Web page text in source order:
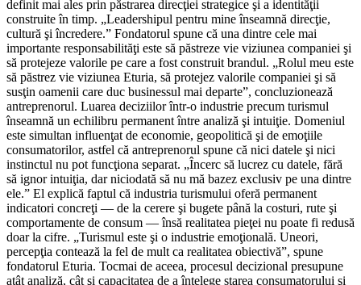
definit mai ales prin păstrarea direcţiei strategice şi a identităţii
construite în timp. „Leadershipul pentru mine înseamnă direcţie,
cultură şi încredere.” Fondatorul spune că una dintre cele mai
importante responsabilităţi este să păstreze vie viziunea companiei şi
să protejeze valorile pe care a fost construit brandul. „Rolul meu este
să păstrez vie viziunea Eturia, să protejez valorile companiei şi să
susţin oamenii care duc businessul mai departe”, concluzionează
antreprenorul. Luarea deciziilor într-o industrie precum turismul
înseamnă un echilibru permanent între analiză şi intuiţie. Domeniul
este simultan influenţat de economie, geopolitică şi de emoţiile
consumatorilor, astfel că antreprenorul spune că nici datele şi nici
instinctul nu pot funcţiona separat. „Încerc să lucrez cu datele, fără
să ignor intuiţia, dar niciodată să nu mă bazez exclusiv pe una dintre
ele.” El explică faptul că industria turismului oferă permanent
indicatori concreţi — de la cerere şi bugete până la costuri, rute şi
comportamente de consum — însă realitatea pieţei nu poate fi redusă
doar la cifre. „Turismul este şi o industrie emoţională. Uneori,
percepţia contează la fel de mult ca realitatea obiectivă”, spune
fondatorul Eturia. Tocmai de aceea, procesul decizional presupune
atât analiză, cât şi capacitatea de a înţelege starea consumatorului şi